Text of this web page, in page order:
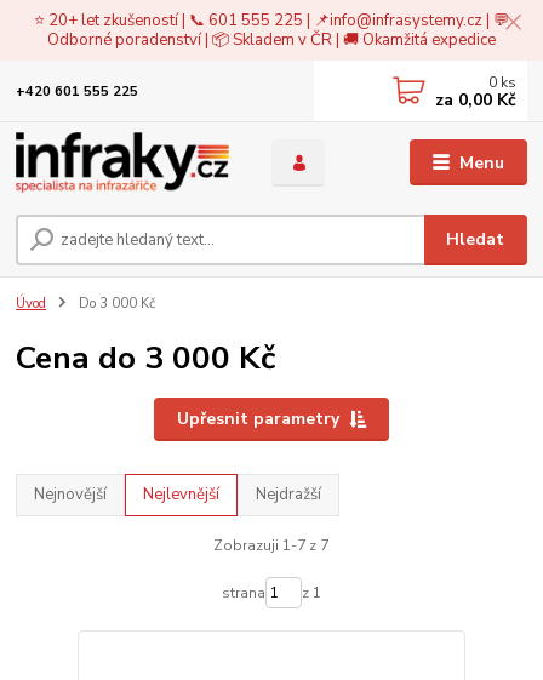
⭐ 20+ let zkušeností | 📞 601 555 225 | 📌info@infrasystemy.cz| 💬
Odborné poradenství | 📦 Skladem v ČR | 🚚 Okamžitá expedice
Menu
Hledat
+420 601 555 225 0 ks
za 0,00 Kč
Úvod Do 3 000 Kč
Cena do 3 000 Kč
Upřesnit parametry
Nejnovější Nejlevnější Nejdražší
Zobrazuji 1-7 z 7
strana z 1